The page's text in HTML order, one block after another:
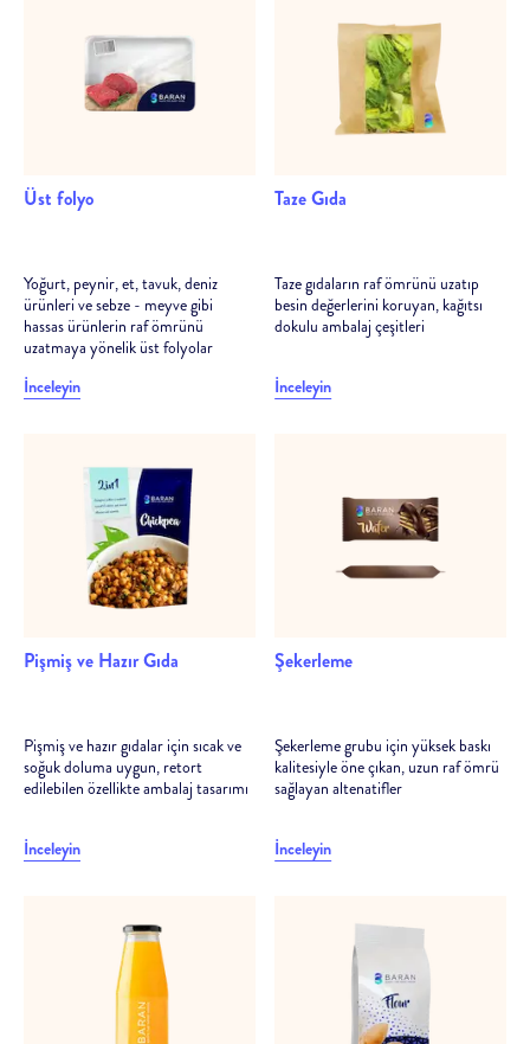
Üst folyo
Yoğurt, peynir, et, tavuk, deniz
ürünleri ve sebze - meyve gibi
hassas ürünlerin raf ömrünü
uzatmaya yönelik üst folyolar
İnceleyin
Taze Gıda
Taze gıdaların raf ömrünü uzatıp
besin değerlerini koruyan, kağıtsı
dokulu ambalaj çeşitleri
İnceleyin
Pişmiş ve Hazır Gıda
Pişmiş ve hazır gıdalar için sıcak ve
soğuk doluma uygun, retort
edilebilen özellikte ambalaj tasarımı
İnceleyin
Şekerleme
Şekerleme grubu için yüksek baskı
kalitesiyle öne çıkan, uzun raf ömrü
sağlayan altenatifler
İnceleyin